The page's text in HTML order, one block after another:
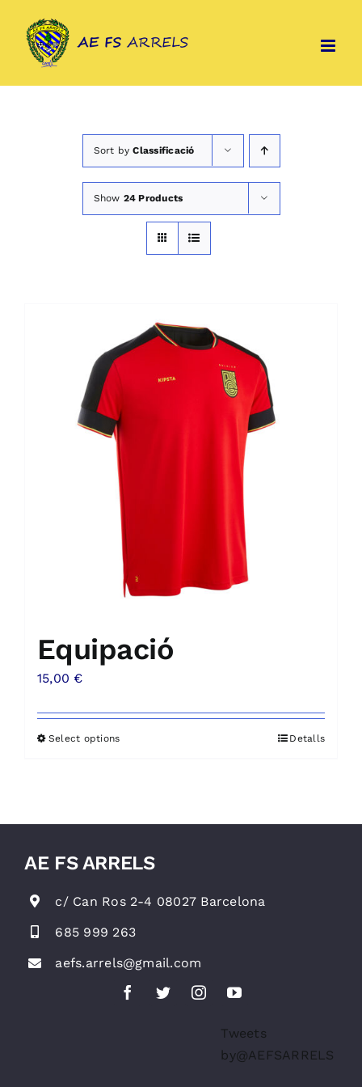
content
Sort byClassificació
Show 24 Products
Equipació
15,00 €
Select options Detalls
AE FS ARRELS
c/ Can Ros 2-4 08027 Barcelona
685 999 263
aefs.arrels@gmail.com
Tweets
by@AEFSARRELS